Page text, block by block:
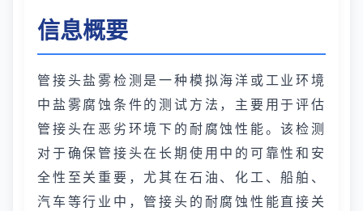
信息概要
管接头盐雾检测是一种模拟海洋或工业环境
中盐雾腐蚀条件的测试方法，主要用于评估
管接头在恶劣环境下的耐腐蚀性能。该检测
对于确保管接头在长期使用中的可靠性和安
全性至关重要，尤其在石油、化工、船舶、
汽车等行业中，管接头的耐腐蚀性能直接关